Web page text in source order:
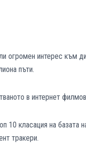
огромен интерес към
пъти.
в интернет
10 класация на базата
тракери.